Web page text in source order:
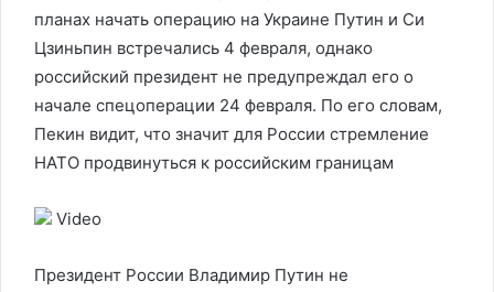
планах начать операцию на Украине Путин и Си
Цзиньпин встречались 4 февраля, однако
российский президент не предупреждал его о
начале спецоперации 24 февраля. По его словам,
Пекин видит, что значит для России стремление
НАТО продвинуться к российским границам
Video
Президент России Владимир Путин не